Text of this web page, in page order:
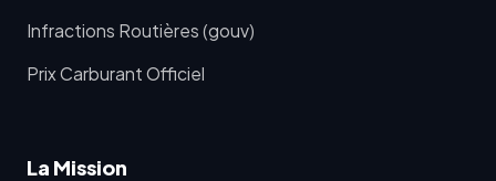
Infractions Routières (gouv)
Prix Carburant Officiel
La Mission